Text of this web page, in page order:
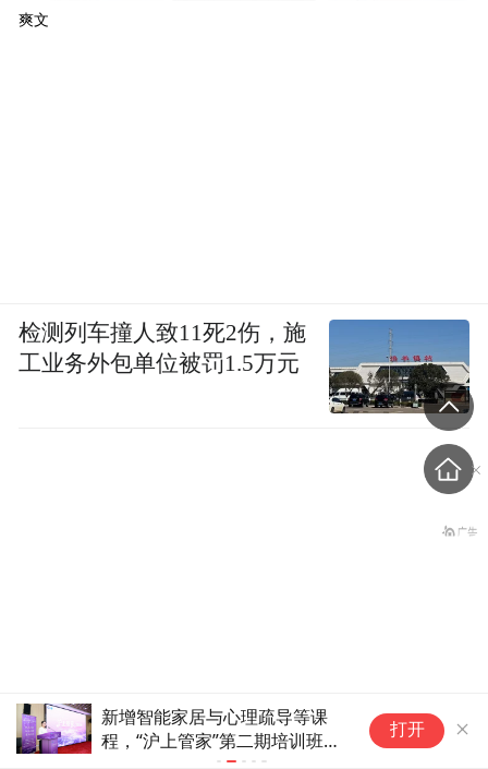
新增智能家居与心理疏导等课
程，“沪上管家”第二期培训班今
打开
爽文
检测列车撞人致11死2伤，施
工业务外包单位被罚1.5万元
男子在家长群辱骂、煽动孤
立孩子同学，法院判了！